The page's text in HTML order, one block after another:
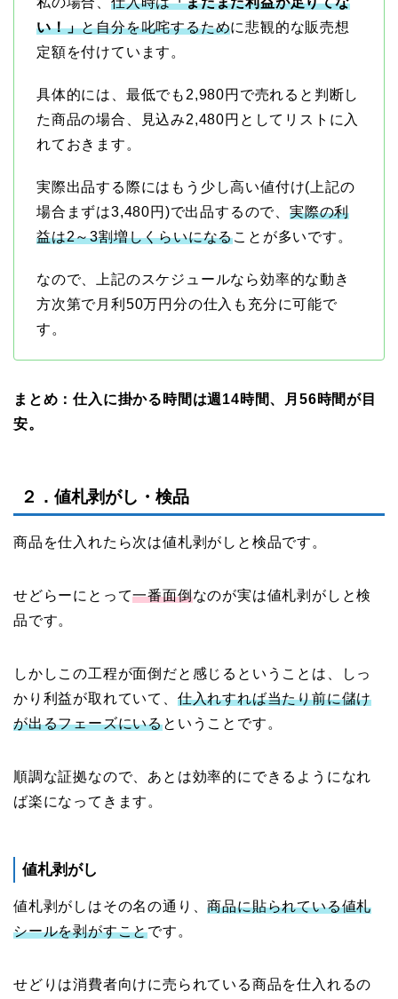
い！」と自分を叱咤するために悲観的な販売想
定額を付けています。
具体的には、最低でも2,980円で売れると判断し
た商品の場合、見込み2,480円としてリストに入
れておきます。
実際出品する際にはもう少し高い値付け(上記の
場合まずは3,480円)で出品するので、 実際の利
益は2～3割増しくらいになることが多いです。
なので、上記のスケジュールなら効率的な動き
方次第で月利50万円分の仕入も充分に可能で
す。
まとめ：仕入に掛かる時間は週14時間、月56時間が目
安。
２．値札剥がし・検品
商品を仕入れたら次は値札剥がしと検品です。
せどらーにとって一番面倒なのが実は値札剥がしと検
品です。
しかしこの工程が面倒だと感じるということは、しっ
かり利益が取れていて、 仕入れすれば当たり前に儲け
が出るフェーズにいるということです。
順調な証拠なので、あとは効率的にできるようになれ
ば楽になってきます。
値札剥がし
値札剥がしはその名の通り、商品に貼られている値札
シールを剥がすことです。
せどりは消費者向けに売られている商品を仕入れるの